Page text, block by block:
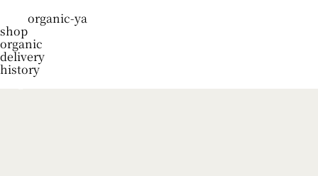
organic-ya
shop
organic
delivery
history